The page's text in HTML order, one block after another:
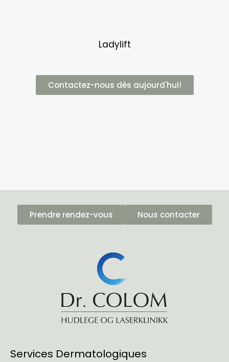
Ladylift
Contactez-nous dès aujourd'hui!
Prendre rendez-vous Nous contacter
Services Dermatologiques